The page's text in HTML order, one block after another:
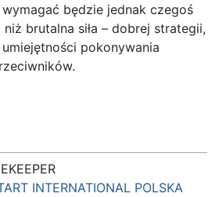
będzie jednak czegoś
brutalna siła – dobrej strategii,
pokonywania
INTERNATIONAL POLSKA